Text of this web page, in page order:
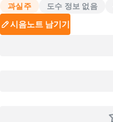
과실주 도수 정보 없음
시음노트 남기기